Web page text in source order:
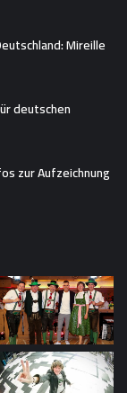
Mireille
deutschen
zur Aufzeichnung